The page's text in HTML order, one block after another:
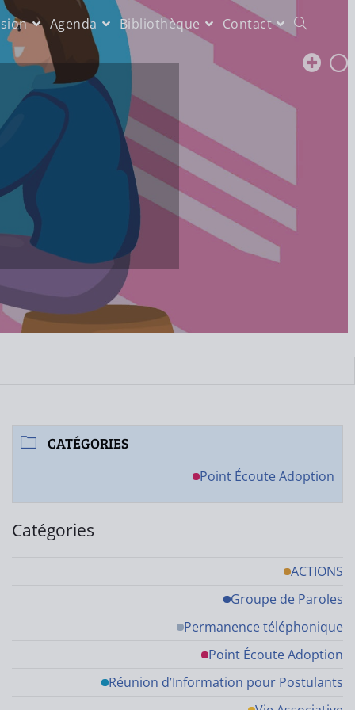
Agenda Bibliothèque Contact
CATÉGORIES
Point Écoute Adoption
Catégories
ACTIONS
Groupe de Paroles
Permanence téléphonique
Point Écoute Adoption
Réunion d’Information pour Postulants